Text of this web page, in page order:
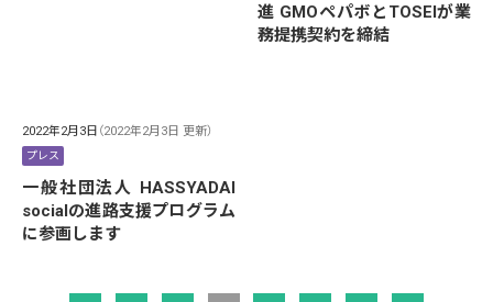
進 GMOペパボとTOSEIが業
務提携契約を締結
2022年2月3日 （2022年2月3日 更新）
プレス
一般社団法人 HASSYADAI
socialの進路支援プログラム
に参画します